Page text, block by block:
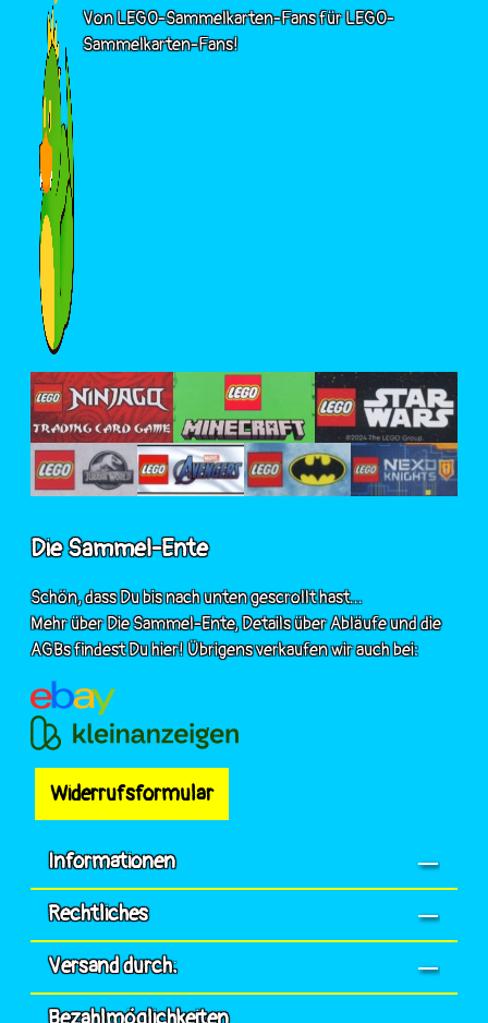
Von LEGO-Sammelkarten-Fans für LEGO-
Sammelkarten-Fans!
Die Sammel-Ente
Schön, dass Du bis nach unten gescrollt hast...
Mehr über Die Sammel-Ente, Details über Abläufe und die
AGBs findest Du hier! Übrigens verkaufen wir auch bei:
Widerrufsformular
Informationen
Rechtliches
Versand durch: